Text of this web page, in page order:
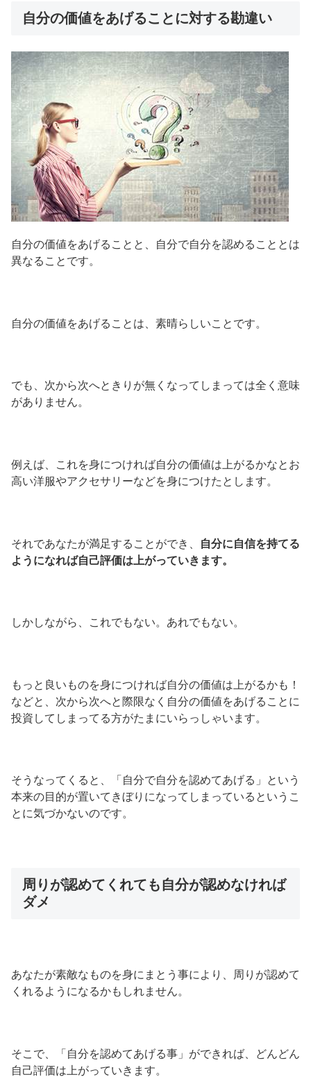
自分の価値をあげることに対する勘違い
自分の価値をあげることと、自分で自分を認めることとは
異なることです。
自分の価値をあげることは、素晴らしいことです。
でも、次から次へときりが無くなってしまっては全く意味
がありません。
例えば、これを身につければ自分の価値は上がるかなとお
高い洋服やアクセサリーなどを身につけたとします。
それであなたが満足することができ、
自分に自信を持てる
ようになれば自己評価は上がっていきます。
しかしながら、これでもない。あれでもない。
もっと良いものを身につければ自分の価値は上がるかも！
などと、次から次へと際限なく自分の価値をあげることに
投資してしまってる方がたまにいらっしゃいます。
そうなってくると、「自分で自分を認めてあげる」という
本来の目的が置いてきぼりになってしまっているというこ
とに気づかないのです。
周りが認めてくれても自分が認めなければ
ダメ
あなたが素敵なものを身にまとう事により、周りが認めて
くれるようになるかもしれません。
そこで、「自分を認めてあげる事」ができれば、どんどん
自己評価は上がっていきます。